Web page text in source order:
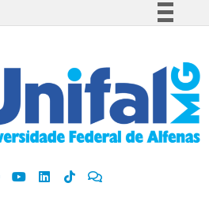
Participe
Acesso à informação
Legislação